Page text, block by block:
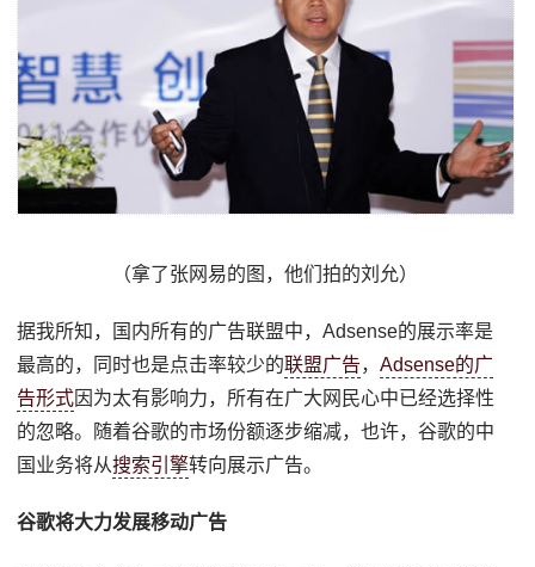
（拿了张网易的图，他们拍的刘允）
据我所知，国内所有的广告联盟中，Adsense的展示率是
最高的，同时也是点击率较少的联盟广告，Adsense的广
告形式因为太有影响力，所有在广大网民心中已经选择性
的忽略。随着谷歌的市场份额逐步缩减，也许，谷歌的中
国业务将从搜索引擎转向展示广告。
谷歌将大力发展移动广告